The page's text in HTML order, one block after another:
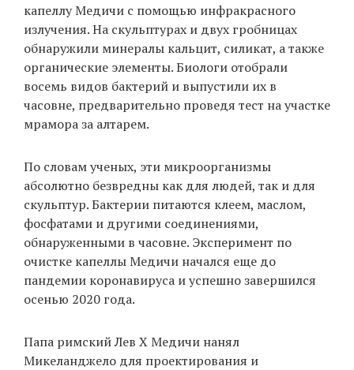
капеллу Медичи с помощью инфракрасного
излучения. На скульптурах и двух гробницах
обнаружили минералы кальцит, силикат, а также
органические элементы. Биологи отобрали
восемь видов бактерий и выпустили их в
часовне, предварительно проведя тест на участке
мрамора за алтарем.
По словам ученых, эти микроорганизмы
абсолютно безвредны как для людей, так и для
скульптур. Бактерии питаются клеем, маслом,
фосфатами и другими соединениями,
обнаруженными в часовне. Эксперимент по
очистке капеллы Медичи начался еще до
пандемии коронавируса и успешно завершился
осенью 2020 года.
Папа римский Лев Х Медичи нанял
Микеланджело для проектирования и